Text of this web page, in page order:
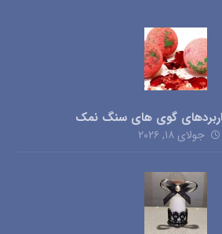
گوی های سنگ نمک
جولای ۱۸, ۲۰۲۶